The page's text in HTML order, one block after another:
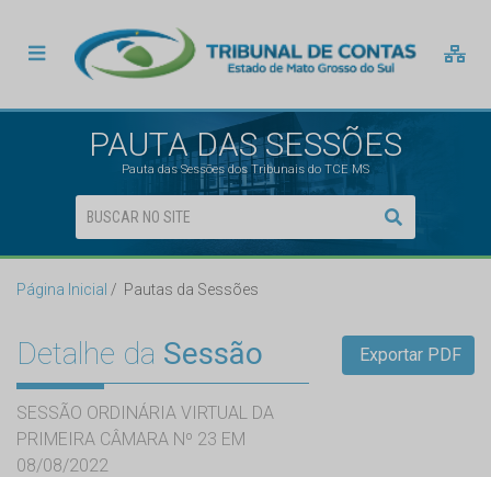
PAUTA DAS SESSÕES
Pauta das Sessões dos Tribunais do TCE MS
Página Inicial Pautas da Sessões
Detalhe da Sessão
SESSÃO ORDINÁRIA VIRTUAL DA
PRIMEIRA CÂMARA Nº 23 EM
08/08/2022
Exportar PDF